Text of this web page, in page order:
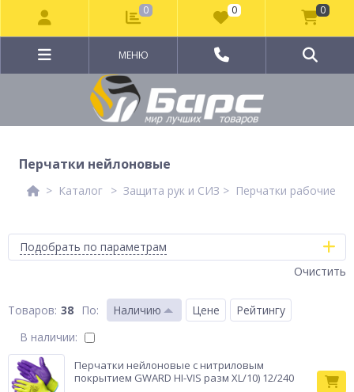
МЕНЮ
Перчатки нейлоновые
Каталог Защита рук и СИЗ Перчатки рабочие
Подобрать по параметрам
Очистить
38 По: Наличию Цене
Рейтингу
В наличии:
Перчатки нейлоновые с нитриловым
покрытием GWARD HI-VIS разм XL/10) 12/240
0 0 0